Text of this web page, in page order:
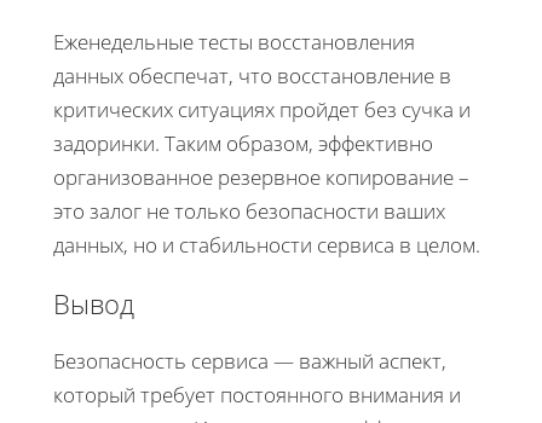
Еженедельные тесты восстановления
данных обеспечат, что восстановление в
критических ситуациях пройдет без сучка и
задоринки. Таким образом, эффективно
организованное резервное копирование –
это залог не только безопасности ваших
данных, но и стабильности сервиса в целом.
Вывод
Безопасность сервиса — важный аспект,
который требует постоянного внимания и